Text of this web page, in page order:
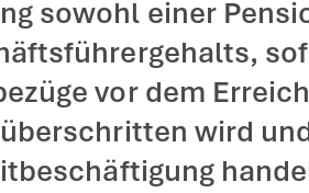
Das